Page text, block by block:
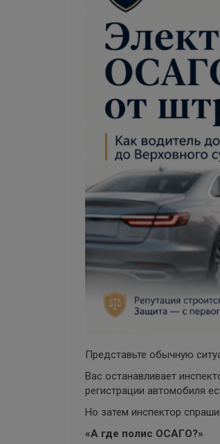
Представьте обычную
Вас останавливает
регистрации автомобиля
Но затем инспектор
«А где полис ОСАГО?»